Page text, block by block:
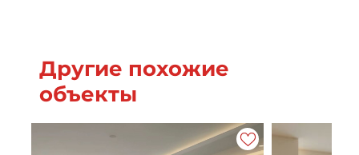
Другие похожие
объекты